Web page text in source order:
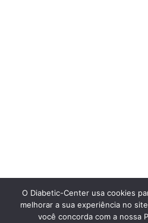
O Diabetic-Center usa cookies
melhorar a sua experiência no
você concorda com a nossa